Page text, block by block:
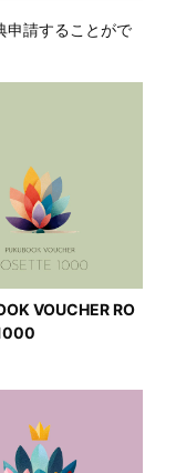
申請することがで
VOUCHER RO